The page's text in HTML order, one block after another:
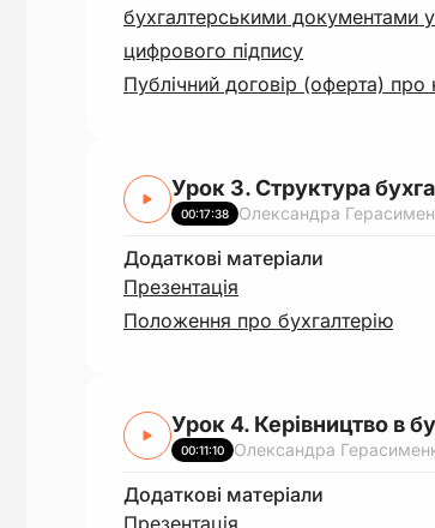
бухгалтерськими документами
цифрового підпису
Публічний договір (оферта) про
Урок 3. Структура
00:17:38 Олександра
Додаткові матеріали
Презентація
Положення про бухгалтерію
Урок 4. Керівництво в
00:11:10 Олександра
Додаткові матеріали
Презентація